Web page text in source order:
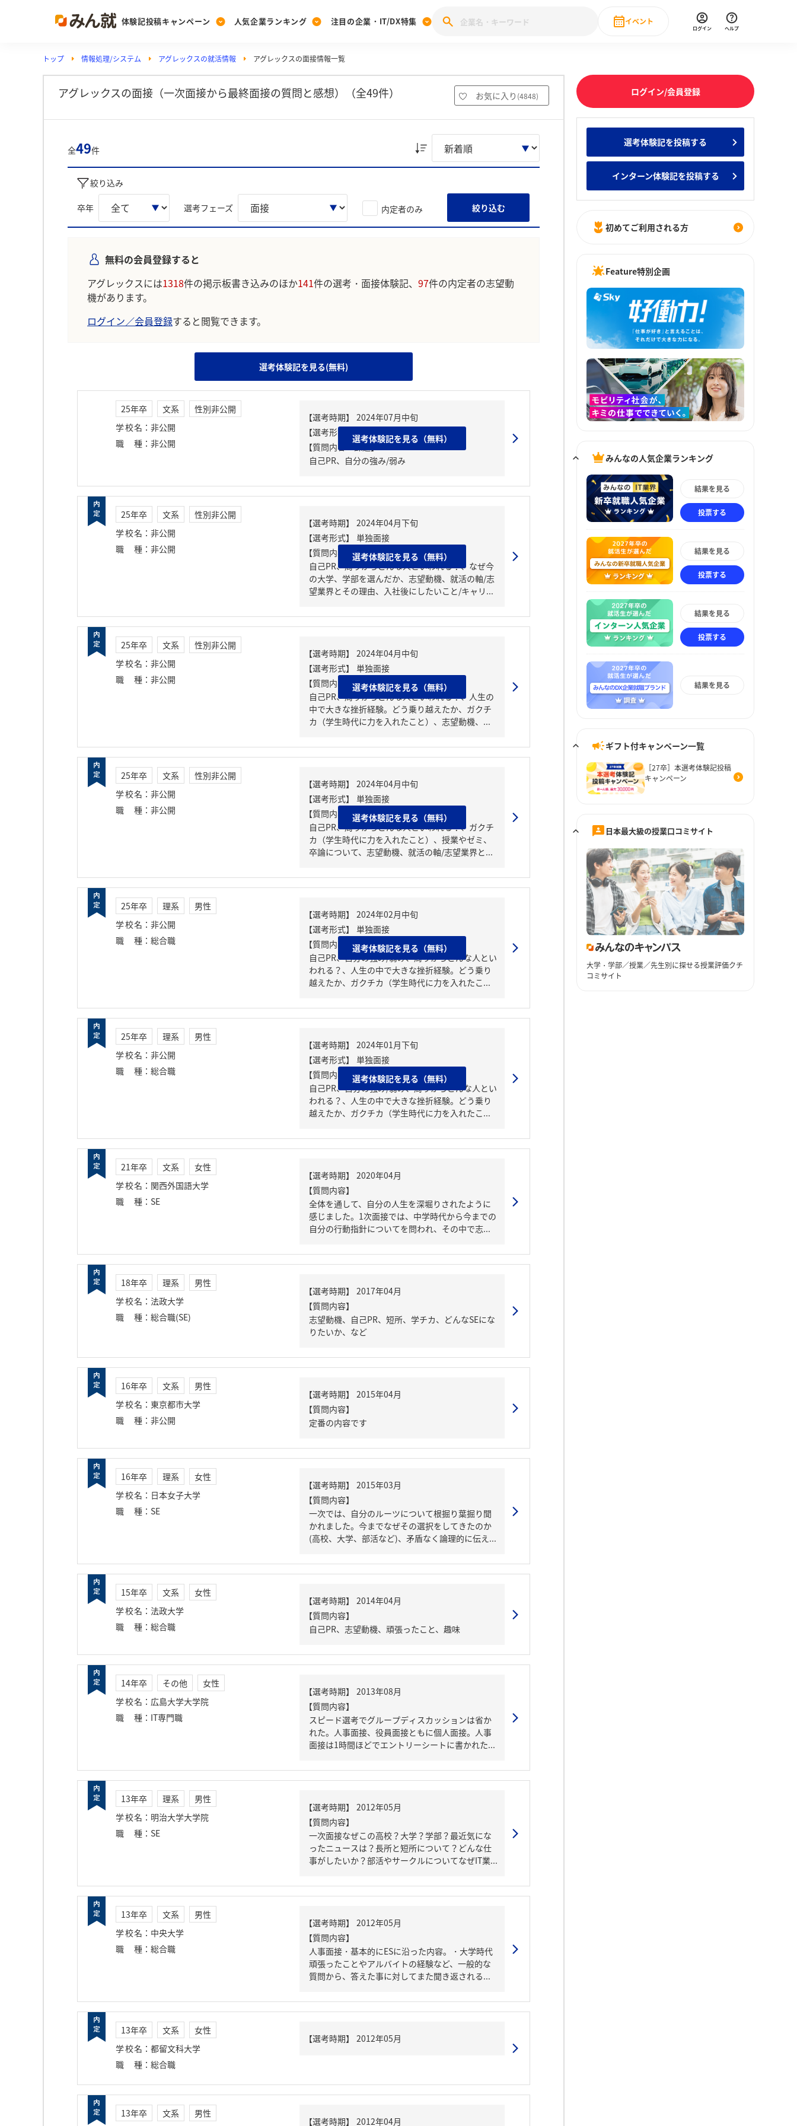
体験記投稿キャンペーン
Post
投稿する
[27卒] 本選考体験記投稿キャンペーン
人気企業ランキング
Ranking
ランキングを見る
みんなのDX企業就職ブランド調査
みんなのIT業界新卒就職人気企業ランキング みんなの新卒就職人気企業ランキング みんなのインターン人気企業ランキ
注目の企業・IT/DX特集
PickUp
注目の企業特集
28卒 IT・DX企業特集 27卒 IT・DX企業特集 28卒 IT・DX現場社員インタビュー
動画で知ろう！業界・企業研究
イベント
直近のイベント一覧
ログイン ヘルプ
トップ 情報処理/システム アグレックスの就活情報 アグレックスの面接情報一覧
アグレックスの面接（一次面接から最終面接の質問と感想）（全49件） お気に入り (4848)
全49件
絞り込み
卒年 選考フェーズ 内定者のみ 絞り込む
無料の会員登録すると
アグレックスには1318件の掲示板書き込みのほか141件の選考・面接体験記、 97件の内定者の志望動
機があります。
ログイン／会員登録すると閲覧できます。
選考体験記を見る(無料)
25年卒 文系
性別非公開
学校名 ： 非公開
職種 ： 非公開
【質問内容・課題】
自己PR、自分の強み/弱み
選考体験記を見る（無料）
25年卒 文系
性別非公開
学校名 ： 非公開
職種 ： 非公開
【質問内容・課題】
自己PR、周りからどんな人といわれる？、なぜ今
の大学、学部を選んだか、志望動機、就活の軸/志
望業界とその理由、入社後にしたいこと/キャリ...
選考体験記を見る（無料）
25年卒 文系
性別非公開
学校名 ： 非公開
職種 ： 非公開
【質問内容・課題】
自己PR、周りからどんな人といわれる？、人生の
中で大きな挫折経験。どう乗り越えたか、ガクチ
カ（学生時代に力を入れたこと）、志望動機、...
選考体験記を見る（無料）
25年卒 文系
性別非公開
学校名 ： 非公開
職種 ： 非公開
【質問内容・課題】
自己PR、周りからどんな人といわれる？、ガクチ
カ（学生時代に力を入れたこと）、授業やゼミ、
卒論について、志望動機、就活の軸/志望業界と...
選考体験記を見る（無料）
25年卒 理系
男性
学校名 ： 非公開
職種 ： 総合職
【質問内容・課題】
自己PR、自分の強み/弱み、周りからどんな人とい
われる？、人生の中で大きな挫折経験。どう乗り
越えたか、ガクチカ（学生時代に力を入れたこ...
選考体験記を見る（無料）
25年卒 理系
男性
学校名 ： 非公開
職種 ： 総合職
【質問内容・課題】
自己PR、自分の強み/弱み、周りからどんな人とい
われる？、人生の中で大きな挫折経験。どう乗り
越えたか、ガクチカ（学生時代に力を入れたこ...
選考体験記を見る（無料）
21年卒 文系
女性
学校名 ： 関西外国語大学
職種 ： SE
【質問内容】
全体を通して、自分の人生を深堀りされたように
感じました。1次面接では、中学時代から今までの
自分の行動指針についてを問われ、その中で志...
18年卒 理系
男性
学校名 ： 法政大学
職種 ： 総合職(SE)
【質問内容】
志望動機、自己PR、短所、学チカ、どんなSEにな
りたいか、など
16年卒 文系
男性
学校名 ： 東京都市大学
職種 ： 非公開
【質問内容】
定番の内容です
16年卒 理系
女性
学校名 ： 日本女子大学
職種 ： SE
【質問内容】
一次では、自分のルーツについて根掘り葉掘り聞
かれました。今までなぜその選択をしてきたのか
(高校、大学、部活など)、矛盾なく論理的に伝え...
15年卒 文系
女性
学校名 ： 法政大学
職種 ： 総合職
【質問内容】
自己PR、志望動機、頑張ったこと、趣味
14年卒 その他
女性
学校名 ： 広島大学大学院
職種 ： IT専門職
【質問内容】
スピード選考でグループディスカッションは省か
れた。人事面接、役員面接ともに個人面接。人事
面接は1時間ほどでエントリーシートに書かれた...
13年卒 理系
男性
学校名 ： 明治大学大学院
職種 ： SE
【質問内容】
一次面接なぜこの高校？大学？学部？最近気にな
ったニュースは？長所と短所について？どんな仕
事がしたいか？部活やサークルについてなぜIT業...
13年卒 文系
男性
学校名 ： 中央大学
職種 ： 総合職
【質問内容】
人事面接・基本的にESに沿った内容。・大学時代
頑張ったことやアルバイトの経験など、一般的な
質問から、答えた事に対してまた聞き返される...
13年卒 文系
女性
学校名 ： 都留文科大学
職種 ： 総合職
13年卒 文系
男性
ログイン/会員登録
選考体験記を投稿する
インターン体験記を投稿する
初めてご利用される方
Feature特別企画
みんなの人気企業ランキング
結果を見る
投票する
結果を見る
投票する
結果を見る
投票する
結果を見る
ギフト付キャンペーン一覧
［27卒］本選考体験記投稿
キャンペーン
日本最大級の授業口コミサイト
大学・学部／授業／先生別に探せる授業評価クチ
コミサイト